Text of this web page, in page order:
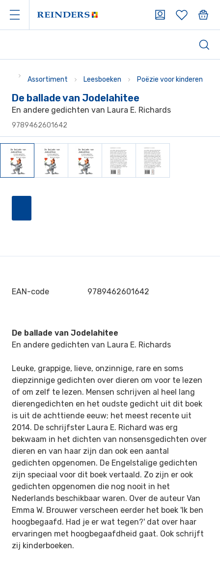
Assortiment Leesboeken Poëzie voor kinderen
De ballade van Jodelahitee
En andere gedichten van Laura E. Richards
9789462601642
EAN-code 9789462601642
De ballade van Jodelahitee
En andere gedichten van Laura E. Richards
Leuke, grappige, lieve, onzinnige, rare en soms
diepzinnige gedichten over dieren om voor te lezen
of om zelf te lezen. Mensen schrijven al heel lang
dierengedichten en het oudste gedicht uit dit boek
is uit de achttiende eeuw; het meest recente uit
2014. De schrijfster Laura E. Richard was erg
bekwaam in het dichten van nonsensgedichten over
dieren en van haar zijn dan ook een aantal
gedichten opgenomen. De Engelstalige gedichten
zijn speciaal voor dit boek vertaald. Zo zijn er ook
gedichten opgenomen die nog nooit in het
Nederlands beschikbaar waren. Over de auteur Van
Emma W. Brouwer verscheen eerder het boek 'Ik ben
hoogbegaafd. Had je er wat tegen?' dat over haar
ervaringen met hoogbegaafdheid gaat. Ook schrijft
zij kinderboeken.